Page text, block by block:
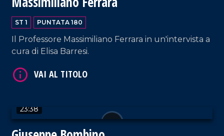
ST 1 PUNTATA 180
Il Professore Massimiliano Ferrara in un'intervista a
cura di Elisa Barresi.
23:38
VAI AL TITOLO